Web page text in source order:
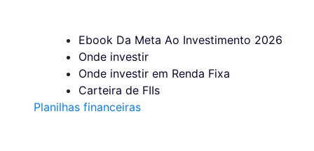
Ebook Da Meta Ao Investimento 2026
Onde investir
Onde investir em Renda Fixa
Carteira de FIIs
Planilhas financeiras